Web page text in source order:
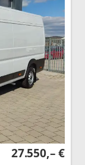
27.550,– €